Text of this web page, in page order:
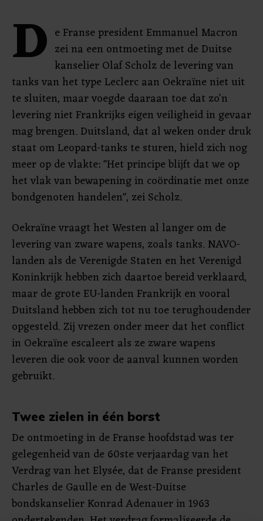
D e Franse president Emmanuel Macron
zei na een ontmoeting met de Duitse
kanselier Olaf Scholz de levering van
tanks van het type Leclerc aan Oekraïne niet uit
te sluiten, maar voegde daaraan toe dat zo'n
levering niet Frankrijks eigen veiligheid in gevaar
mag brengen. Duitsland, dat al weken onder druk
staat om Leopard-tanks te sturen, hield zich nog
meer op de vlakte: "Het principe blijft dat we op
het vlak van bewapening in coördinatie met onze
bondgenoten handelen", zei Scholz.
Oekraïne vraagt het Westen al langer om de
levering van zware wapens, zoals tanks. NAVO-
landen als de Verenigde Staten en het Verenigd
Koninkrijk hebben zich daartoe bereid verklaard,
maar de grote EU-landen Frankrijk en vooral
Duitsland hebben zich tot nu toe terughoudender
opgesteld. Zij vrezen onder meer dat het conflict
in Oekraïne escaleert als ze zware wapens
leveren die ook voor de aanval kunnen worden
gebruikt.
Twee zielen in één borst
De ontmoeting in de Franse hoofdstad was ter
gelegenheid van de 60ste verjaardag van het
Verdrag van het Elysée, dat de Franse president
Charles de Gaulle en de West-Duitse
bondskanselier Konrad Adenauer in 1963